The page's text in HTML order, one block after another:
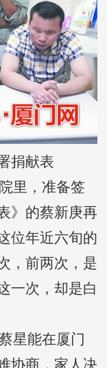
捐献表
里，准备签
》的蔡新庚再
位年近六旬的
，前两次，是
一次，却是白
星能在厦门
协商，家人决